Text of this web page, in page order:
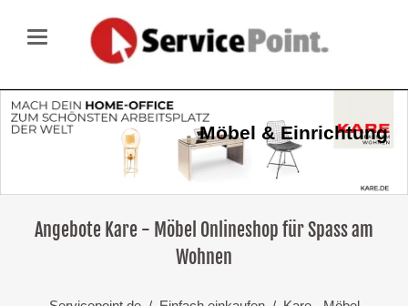
Möbel & Einrichtung
Angebote Kare - Möbel Onlineshop für Spass am
Wohnen